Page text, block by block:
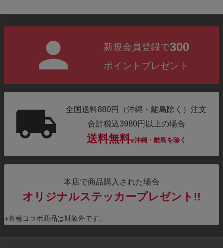
新規会員登録で300
ポイントプレゼント
全国送料880円（沖縄・離島除く）注文
合計税込3980円以上の場合
送料無料※沖縄・離島を除く
本店で商品購入された場合
オリジナルステッカープレゼント!!
※各種コラボ商品は対象外です。